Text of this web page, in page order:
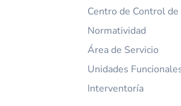
Centro de Control de
Normatividad
Área de Servicio
Unidades
Interventoría